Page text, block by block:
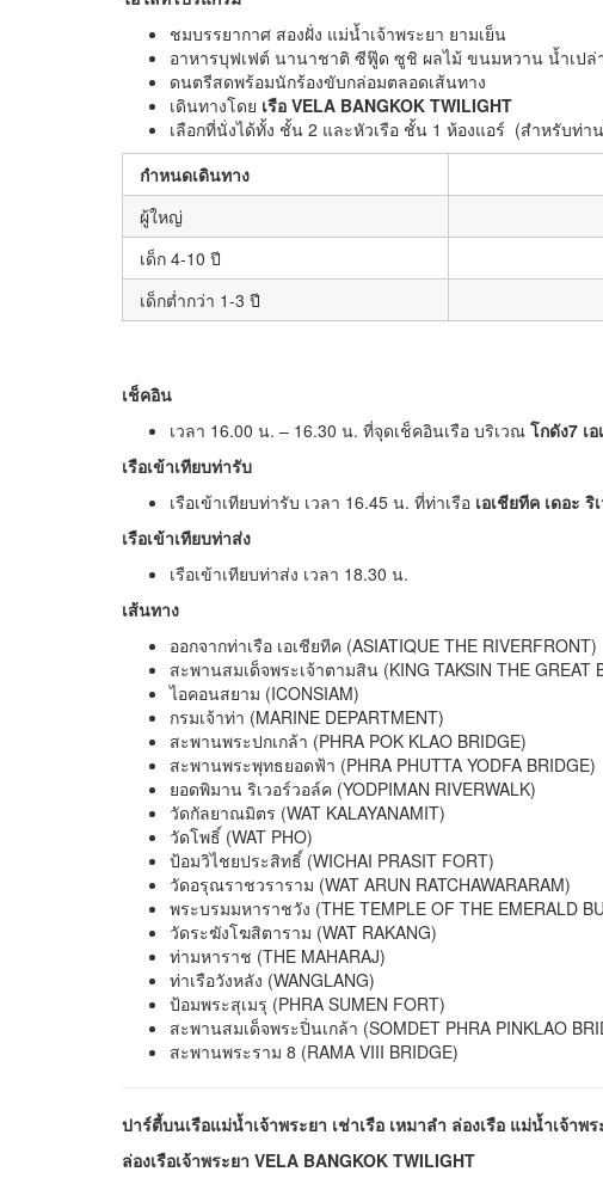
ชมบรรยากาศ สองฝั่ง แม่น้ำเจ้าพระยา ยามเย็น
อาหารบุฟเฟต์ นานาชาติ ซีฟู๊ด ซูชิ ผลไม้ ขนมหวาน น้ำเปล่
ดนตรีสดพร้อมนักร้องขับกล่อมตลอดเส้นทาง
เดินทางโดย เรือ VELA BANGKOK TWILIGHT
เลือกที่นั่งได้ทั้ง ชั้น 2 และหัวเรือ ชั้น 1 ห้องแอร์ (สำหรับท่า
กำหนดเดินทาง
ผู้ใหญ่
เด็ก 4-10 ปี
เด็กต่ำกว่า 1-3 ปี
เช็คอิน
เวลา 16.00 น. – 16.30 น. ที่จุดเช็คอินเรือ บริเวณ โกดัง7 เ
เรือเข้าเทียบท่ารับ
เรือเข้าเทียบท่ารับ เวลา 16.45 น. ที่ท่าเรือ เอเชียทีค เดอะ
เรือเข้าเทียบท่าส่ง
เรือเข้าเทียบท่าส่ง เวลา 18.30 น.
เส้นทาง
ออกจากท่าเรือ เอเชียทีค (ASIATIQUE THE RIVERFRONT)
สะพานสมเด็จพระเจ้าตามสิน (KING TAKSIN THE GREAT
ไอคอนสยาม (ICONSIAM)
กรมเจ้าท่า (MARINE DEPARTMENT)
สะพานพระปกเกล้า (PHRA POK KLAO BRIDGE)
สะพานพระพุทธยอดฟ้า (PHRA PHUTTA YODFA BRIDGE)
ยอดพิมาน ริเวอร์วอล์ค (YODPIMAN RIVERWALK)
วัดกัลยาณมิตร (WAT KALAYANAMIT)
วัดโพธิ์ (WAT PHO)
ป้อมวิไชยประสิทธิ์ (WICHAI PRASIT FORT)
วัดอรุณราชวราราม (WAT ARUN RATCHAWARARAM)
พระบรมมหาราชวัง (THE TEMPLE OF THE EMERALD
วัดระฆังโฆสิตาราม (WAT RAKANG)
ท่ามหาราช (THE MAHARAJ)
ท่าเรือวังหลัง (WANGLANG)
ป้อมพระสุเมรุ (PHRA SUMEN FORT)
สะพานสมเด็จพระปิ่นเกล้า (SOMDET PHRA PINKLAO
สะพานพระราม 8 (RAMA VIII BRIDGE)
ปาร์ตี้บนเรือแม่น้ำเจ้าพระยา เช่าเรือ เหมาลำ ล่องเรือ แม่น้ำเจ้าพ
ล่องเรือเจ้าพระยา VELA BANGKOK TWILIGHT